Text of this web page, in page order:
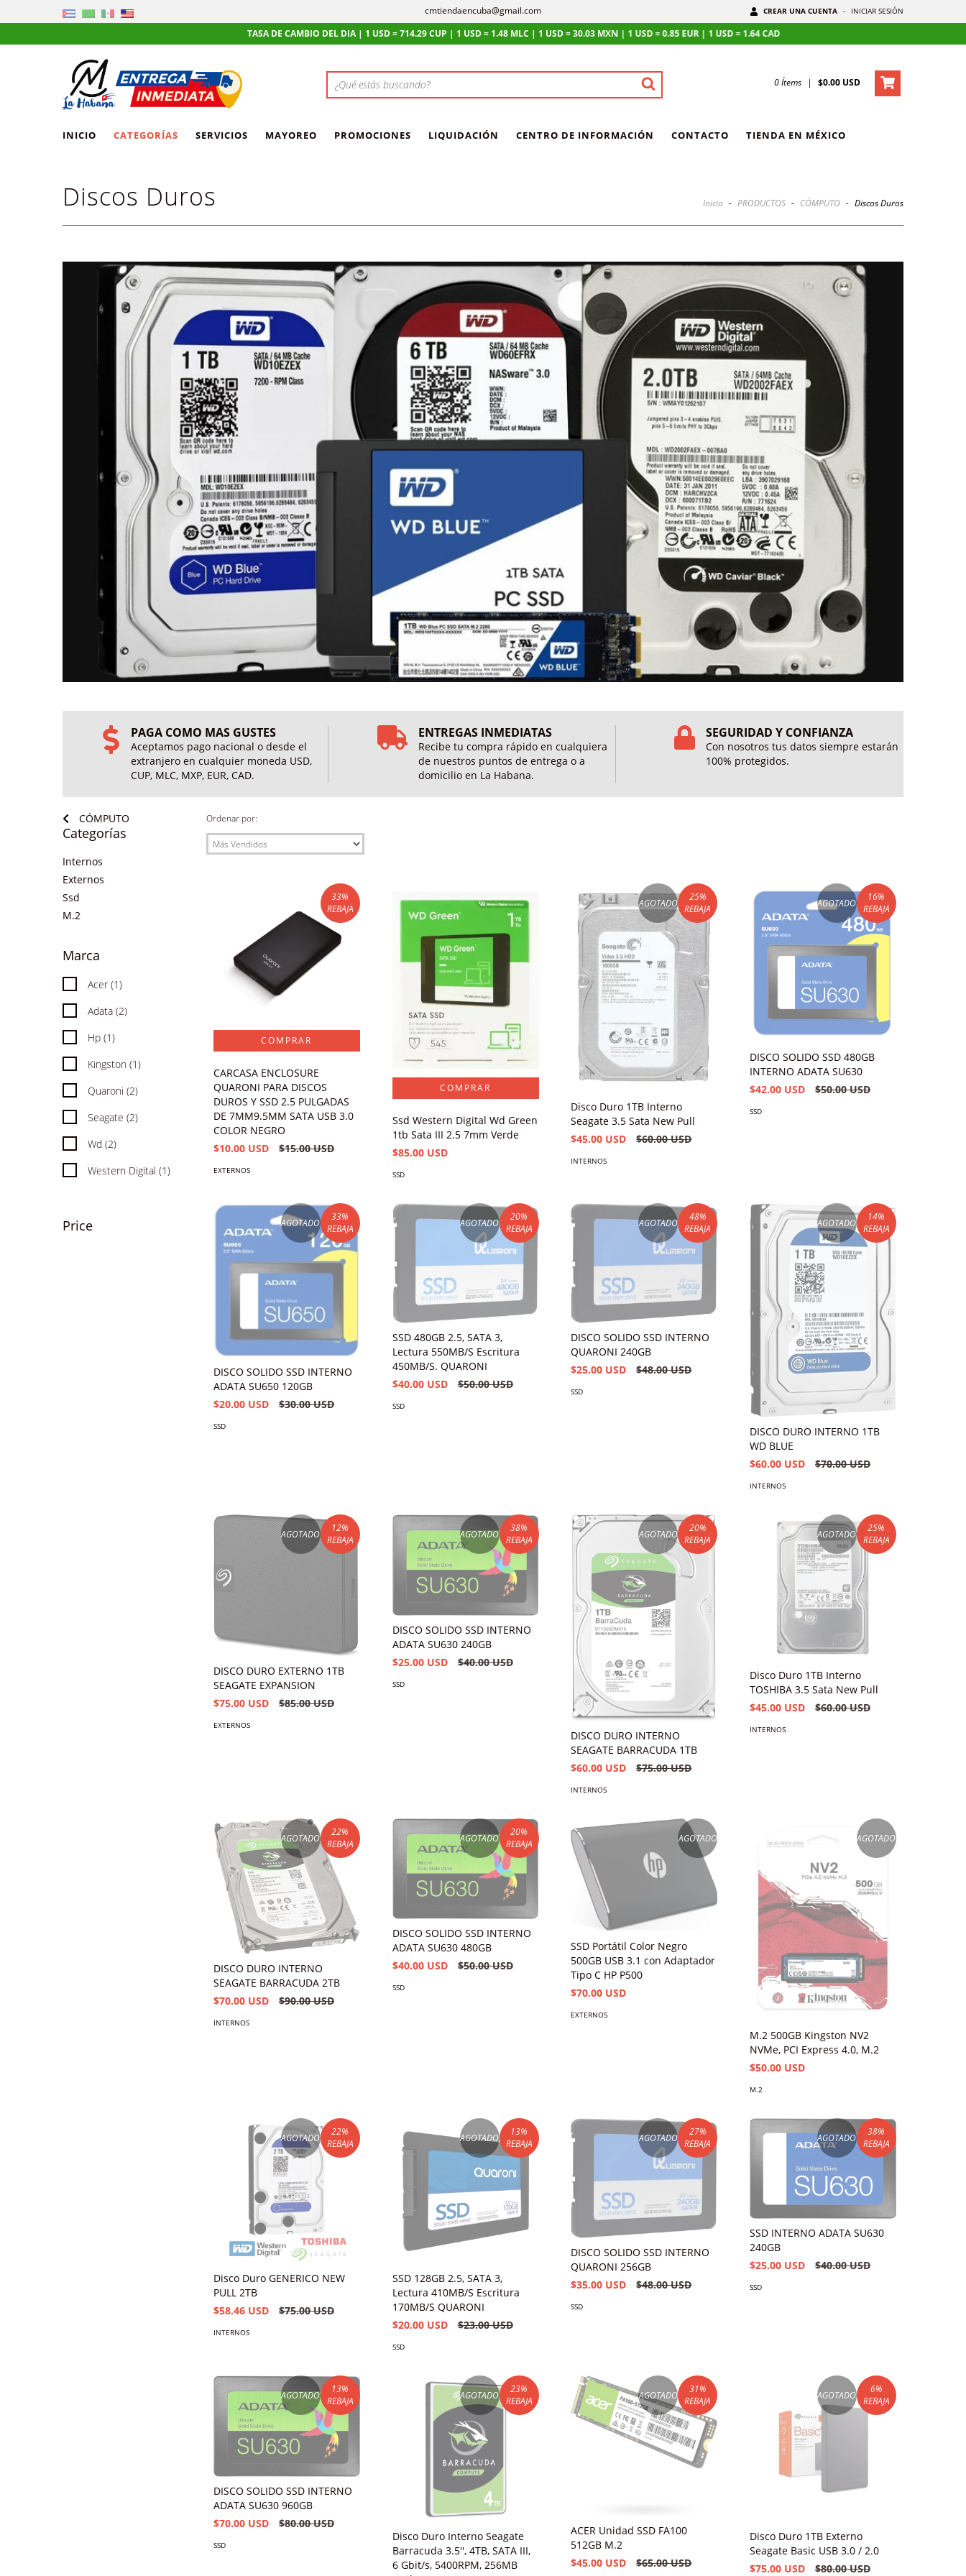
cmtiendaencuba@gmail.com CREAR UNA CUENTA - INICIAR SESIÓN
TASA DE CAMBIO DEL DIA | 1 USD = 714.29 CUP | 1 USD = 1.48 MLC | 1 USD = 30.03 MXN | 1 USD = 0.85 EUR | 1 USD = 1.64 CAD
0Ítems | $0.00 USD
INICIO CATEGORÍAS SERVICIOS MAYOREO PROMOCIONES LIQUIDACIÓN CENTRO DE INFORMACIÓN CONTACTO TIENDA EN MÉXICO
Discos Duros Inicio - PRODUCTOS - CÓMPUTO - Discos Duros
PAGA COMO MAS GUSTES
Aceptamos pago nacional o desde el
extranjero en cualquier moneda USD,
CUP, MLC, MXP, EUR, CAD.
ENTREGAS INMEDIATAS
Recibe tu compra rápido en cualquiera
de nuestros puntos de entrega o a
domicilio en La Habana.
SEGURIDAD Y CONFIANZA
Con nosotros tus datos siempre estarán
100% protegidos.
CÓMPUTO
Categorías
Internos
Externos
Ssd
M.2
Marca
Acer (1)
Adata (2)
Hp (1)
Kingston (1)
Quaroni (2)
Seagate (2)
Wd (2)
Western Digital (1)
Price
Ordenar por:
33%
REBAJA
CARCASA ENCLOSURE
QUARONI PARA DISCOS
DUROS Y SSD 2.5 PULGADAS
DE 7MM9.5MM SATA USB 3.0
COLOR NEGRO
$10.00 USD
$15.00 USD
EXTERNOS
Ssd Western Digital Wd Green
1tb Sata III 2.5 7mm Verde
$85.00 USD
SSD
AGOTADO
25%
REBAJA
Disco Duro 1TB Interno
Seagate 3.5 Sata New Pull
$45.00 USD
$60.00 USD
INTERNOS
AGOTADO
16%
REBAJA
DISCO SOLIDO SSD 480GB
INTERNO ADATA SU630
$42.00 USD
$50.00 USD
SSD
AGOTADO
33%
REBAJA
DISCO SOLIDO SSD INTERNO
ADATA SU650 120GB
$20.00 USD
$30.00 USD
SSD
AGOTADO
20%
REBAJA
SSD 480GB 2.5, SATA 3,
Lectura 550MB/S Escritura
450MB/S. QUARONI
$40.00 USD
$50.00 USD
SSD
AGOTADO
48%
REBAJA
DISCO SOLIDO SSD INTERNO
QUARONI 240GB
$25.00 USD
$48.00 USD
SSD
AGOTADO
14%
REBAJA
DISCO DURO INTERNO 1TB
WD BLUE
$60.00 USD
$70.00 USD
INTERNOS
AGOTADO
12%
REBAJA
DISCO DURO EXTERNO 1TB
SEAGATE EXPANSION
$75.00 USD
$85.00 USD
EXTERNOS
AGOTADO
38%
REBAJA
DISCO SOLIDO SSD INTERNO
ADATA SU630 240GB
$25.00 USD
$40.00 USD
SSD
AGOTADO
20%
REBAJA
DISCO DURO INTERNO
SEAGATE BARRACUDA 1TB
$60.00 USD
$75.00 USD
INTERNOS
AGOTADO
25%
REBAJA
Disco Duro 1TB Interno
TOSHIBA 3.5 Sata New Pull
$45.00 USD
$60.00 USD
INTERNOS
AGOTADO
22%
REBAJA
DISCO DURO INTERNO
SEAGATE BARRACUDA 2TB
$70.00 USD
$90.00 USD
INTERNOS
AGOTADO
20%
REBAJA
DISCO SOLIDO SSD INTERNO
ADATA SU630 480GB
$40.00 USD
$50.00 USD
SSD
AGOTADO
SSD Portátil Color Negro
500GB USB 3.1 con Adaptador
Tipo C HP P500
$70.00 USD
EXTERNOS
AGOTADO
M.2 500GB Kingston NV2
NVMe, PCI Express 4.0, M.2
$50.00 USD
M.2
AGOTADO
22%
REBAJA
Disco Duro GENERICO NEW
PULL 2TB
$58.46 USD
$75.00 USD
INTERNOS
AGOTADO
13%
REBAJA
SSD 128GB 2.5, SATA 3,
Lectura 410MB/S Escritura
170MB/S QUARONI
$20.00 USD
$23.00 USD
SSD
AGOTADO
27%
REBAJA
DISCO SOLIDO SSD INTERNO
QUARONI 256GB
$35.00 USD
$48.00 USD
SSD
AGOTADO
38%
REBAJA
SSD INTERNO ADATA SU630
240GB
$25.00 USD
$40.00 USD
SSD
AGOTADO
13%
REBAJA
DISCO SOLIDO SSD INTERNO
ADATA SU630 960GB
$70.00 USD
$80.00 USD
SSD
AGOTADO
23%
REBAJA
Disco Duro Interno Seagate
Barracuda 3.5'', 4TB, SATA III,
6 Gbit/s, 5400RPM, 256MB
AGOTADO
31%
REBAJA
ACER Unidad SSD FA100
512GB M.2
$45.00 USD
$65.00 USD
AGOTADO
6%
REBAJA
Disco Duro 1TB Externo
Seagate Basic USB 3.0 / 2.0
$75.00 USD
$80.00 USD